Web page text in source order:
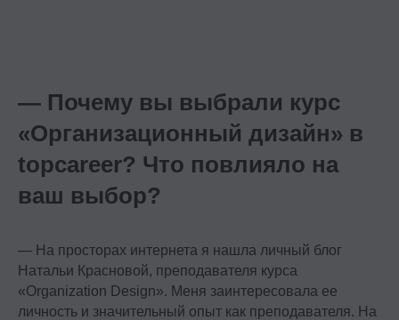
— Почему вы выбрали курс
«Организационный дизайн» в
topcareer? Что повлияло на
ваш выбор?
— На просторах интернета я нашла личный блог
Натальи Красновой, преподавателя курса
«Organization Design». Меня заинтересовала ее
личность и значительный опыт как преподавателя. На